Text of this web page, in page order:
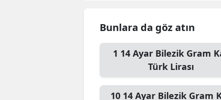
Bunlara da göz atın
1 14 Ayar Bilezik Gram
Türk Lirası
10 14 Ayar Bilezik Gram